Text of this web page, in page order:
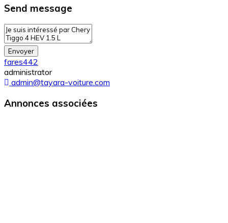
Send message
Envoyer
fares442
administrator
admin@tayara-voiture.com
Annonces associées